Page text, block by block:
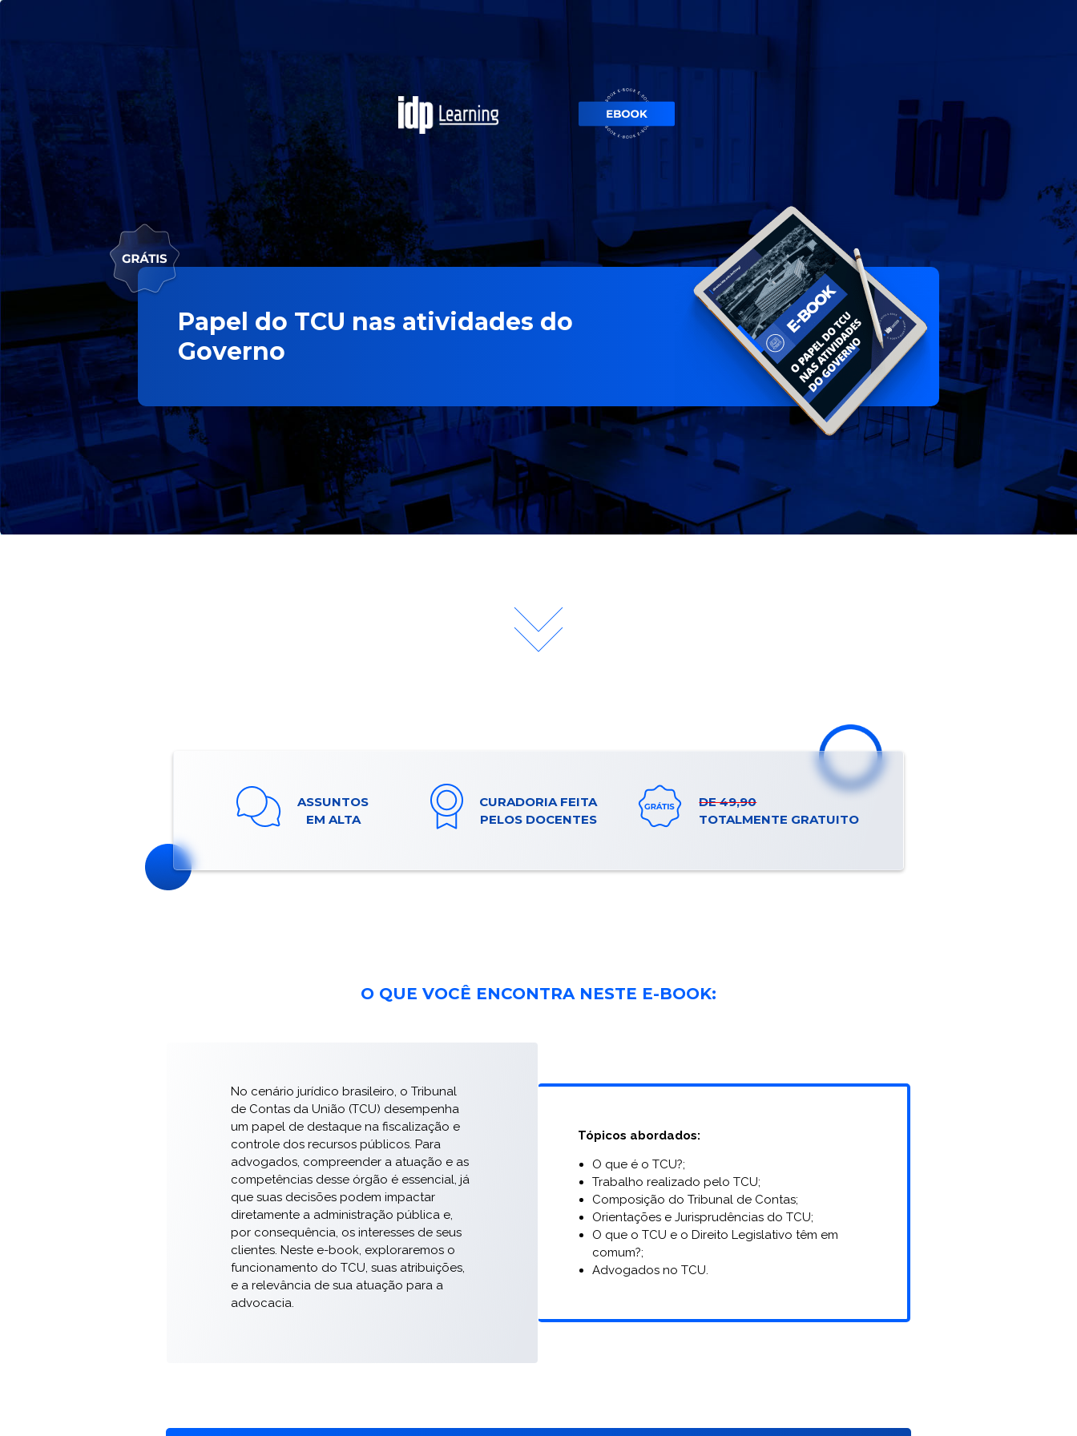
Papel do TCU nas atividades do
Governo
ASSUNTOS
EM ALTA
CURADORIA FEITA
PELOS DOCENTES
DE 49,90
TOTALMENTE GRATUITO
O QUE VOCÊ ENCONTRA NESTE E-BOOK:
No cenário jurídico brasileiro, o Tribunal
de Contas da União (TCU) desempenha
um papel de destaque na fiscalização e
controle dos recursos públicos. Para
advogados, compreender a atuação e as
competências desse órgão é essencial, já
que suas decisões podem impactar
diretamente a administração pública e,
por consequência, os interesses de seus
clientes. Neste e-book, exploraremos o
funcionamento do TCU, suas atribuições,
e a relevância de sua atuação para a
advocacia.
Tópicos abordados:
O que é o TCU?;
Trabalho realizado pelo TCU;
Composição do Tribunal de Contas;
Orientações e Jurisprudências do TCU;
O que o TCU e o Direito Legislativo têm em
comum?;
Advogados no TCU.